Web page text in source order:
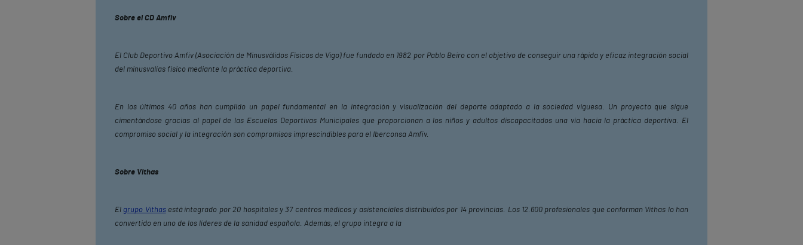
Sobre el CD Amfiv
El Club Deportivo Amfiv (Asociación de Minusválidos Físicos de Vigo) fue fundado en 1982 por Pablo Beiro con el objetivo de conseguir una rápida y eficaz integración social
del minusvalías físico mediante la práctica deportiva.
En los últimos 40 años han cumplido un papel fundamental en la integración y visualización del deporte adaptado a la sociedad viguesa. Un proyecto que sigue
cimentándose gracias al papel de las Escuelas Deportivas Municipales que proporcionan a los niños y adultos discapacitados una vía hacia la práctica deportiva. El
compromiso social y la integración son compromisos imprescindibles para el Iberconsa Amfiv.
Sobre Vithas
El grupo Vithasestá integrado por 20 hospitales y 37 centros médicos y asistenciales distribuidos por 14 provincias. Los 12.600 profesionales que conforman Vithas lo han
convertido en uno de los líderes de la sanidad española. Además, el grupo integra a la